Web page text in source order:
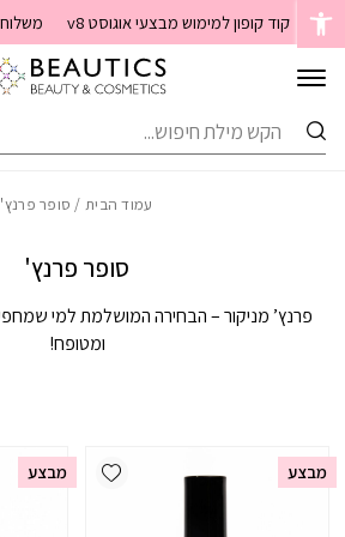
Skip to Content
קוד קופון למימוש מבצעי אוגוסט v8 משלוחים מהירים עד
חיפוש
עמוד הבית/ סופר פרנץ'
סופר פרנץ'
פרנץ’ מניקור – הבחירה המושלמת למי
ומטופח!
Add wishlist מבצע מבצע
בחזרה למעלה